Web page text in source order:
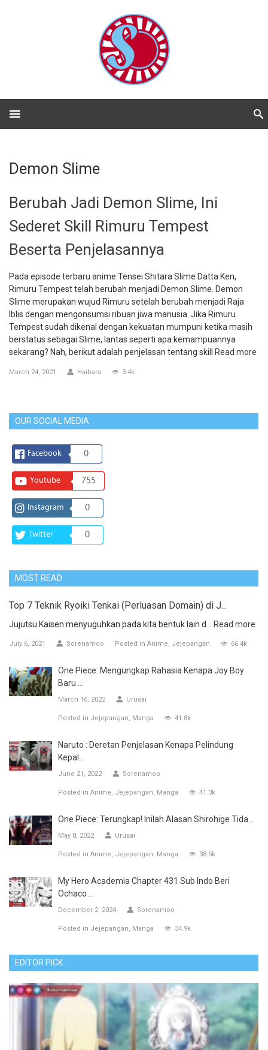
Demon Slime
Berubah Jadi Demon Slime, Ini
Sederet Skill Rimuru Tempest
Beserta Penjelasannya
Pada episode terbaru anime Tensei Shitara Slime Datta Ken,
Rimuru Tempest telah berubah menjadi Demon Slime. Demon
Slime merupakan wujud Rimuru setelah berubah menjadi Raja
Iblis dengan mengonsumsi ribuan jiwa manusia. Jika Rimuru
Tempest sudah dikenal dengan kekuatan mumpuni ketika masih
berstatus sebagai Slime, lantas seperti apa kemampuannya
sekarang? Nah, berikut adalah penjelasan tentang skill
Read more
March 24, 2021 Haibara 3.4k
OUR SOCIAL MEDIA
Facebook 0
Youtube 755
Instagram 0
Twitter 0
MOST READ
Top 7 Teknik Ryoiki Tenkai (Perluasan Domain) di J...
Jujutsu Kaisen menyuguhkan pada kita bentuk lain d... Read more
July 6, 2021 Sorenamoo Posted in Anime Jejepangan 66.4k
One Piece: Mengungkap Rahasia Kenapa Joy Boy
Baru ...
March 16, 2022 Urusai
Posted in Jejepangan Manga 41.8k
Naruto : Deretan Penjelasan Kenapa Pelindung
Kepal...
June 21, 2022 Sorenamoo
Posted in Anime Jejepangan Manga 41.3k
One Piece: Terungkap! Inilah Alasan Shirohige Tida...
May 8, 2022 Urusai
Posted in Anime Jejepangan Manga 38.5k
My Hero Academia Chapter 431 Sub Indo Beri
Ochaco ...
December 2, 2024 Sorenamoo
Posted in Jejepangan Manga 34.9k
EDITOR PICK